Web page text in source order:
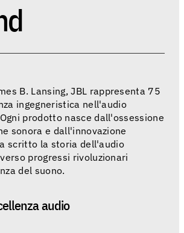
B. Lansing, JBL rappresenta 75
ingegneristica nell'audio
prodotto nasce dall'ossessione
sonora e dall'innovazione
scritto la storia dell'audio
progressi rivoluzionari
del suono.
audio